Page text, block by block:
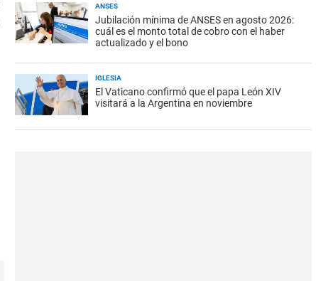
ANSES
Jubilación mínima de ANSES en agosto 2026:
cuál es el monto total de cobro con el haber
actualizado y el bono
IGLESIA
El Vaticano confirmó que el papa León XIV
visitará a la Argentina en noviembre